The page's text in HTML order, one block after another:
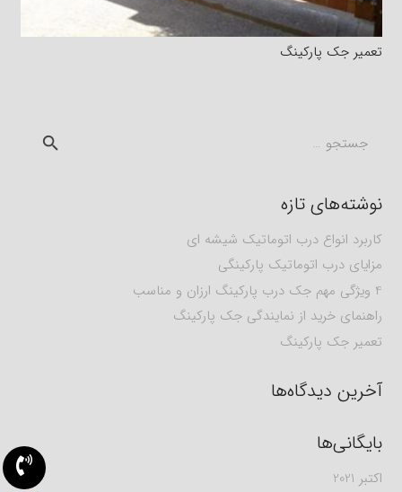
تعمیر جک پارکینگ
برای:
نوشته‌های تازه
کاربرد انواع درب اتوماتیک شیشه ای
مزایای درب اتوماتیک پارکینگی
4 ویژگی مهم جک درب پارکینگ ارزان و مناسب
راهنمای خرید از نمایندگی جک پارکینگ
تعمیر جک پارکینگ
آخرین دیدگاه‌ها
بایگانی‌ها
اکتبر 2021